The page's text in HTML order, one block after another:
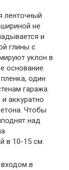
ленточный
не
и
глины с
уклон в
основание
один
гаража.
аккуратно
Чтобы
над
в 10-15 см.
в